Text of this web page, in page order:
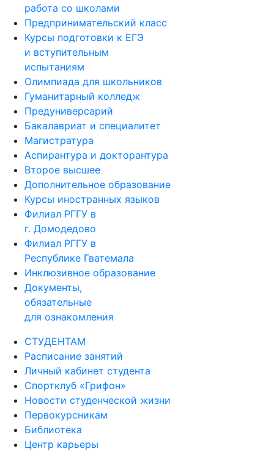
работа со школами
Предпринимательский класс
Курсы подготовки к ЕГЭ
и вступительным
испытаниям
Олимпиада для школьников
Гуманитарный колледж
Предуниверсарий
Бакалавриат и специалитет
Магистратура
Аспирантура и докторантура
Второе высшее
Дополнительное образование
Курсы иностранных языков
Филиал РГГУ в
г. Домодедово
Филиал РГГУ в
Республике Гватемала
Инклюзивное образование
Документы,
обязательные
для ознакомления
СТУДЕНТАМ
Расписание занятий
Личный кабинет студента
Спортклуб «Грифон»
Новости студенческой жизни
Первокурсникам
Библиотека
Центр карьеры